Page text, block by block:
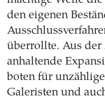
den eigenen
überrollte. Aus der
anhaltende
boten für
Galeristen und